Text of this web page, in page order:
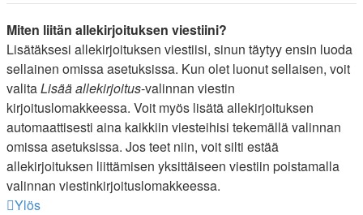
Miten liitän allekirjoituksen viestiini?
Lisätäksesi allekirjoituksen viestiisi, sinun täytyy ensin luoda
sellainen omissa asetuksissa. Kun olet luonut sellaisen, voit
valitaLisää allekirjoitus-valinnan viestin
kirjoituslomakkeessa. Voit myös lisätä allekirjoituksen
automaattisesti aina kaikkiin viesteihisi tekemällä valinnan
omissa asetuksissa. Jos teet niin, voit silti estää
allekirjoituksen liittämisen yksittäiseen viestiin poistamalla
valinnan viestinkirjoituslomakkeessa.
Ylös